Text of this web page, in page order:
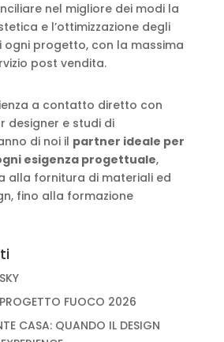
nel migliore dei modi la
e l’ottimizzazione degli
ogni progetto, con la massima
post vendita.
a contatto diretto con
designer e studi di
di noi il partner ideale per
esigenza progettuale,
alla fornitura di materiali ed
fino alla formazione
FUOCO 2026
CASA: QUANDO IL DESIGN